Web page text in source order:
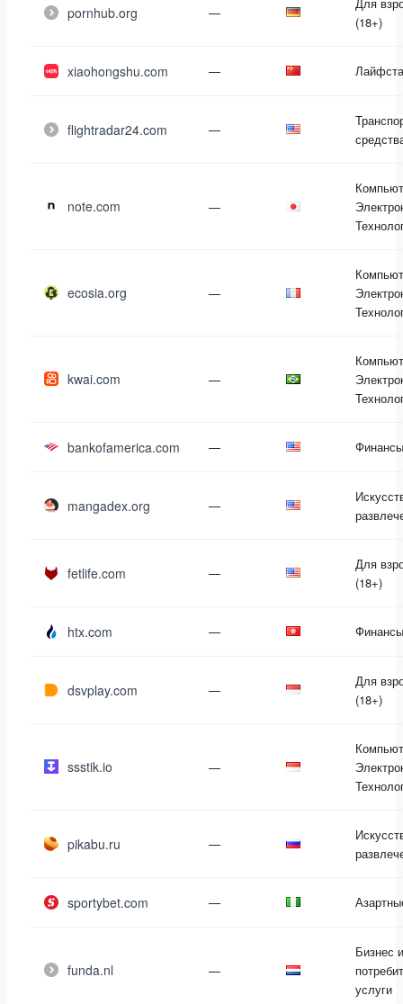
pornhub.org —
(18+)
xiaohongshu.com —
flightradar24.com —
note.com —
ecosia.org —
kwai.com —
bankofamerica.com — Финансы
mangadex.org —
fetlife.com —
Для
(18+)
htx.com — Финансы
dsvplay.com —
Для
(18+)
ssstik.io —
pikabu.ru —
sportybet.com —
funda.nl —
Бизнес и
услуги